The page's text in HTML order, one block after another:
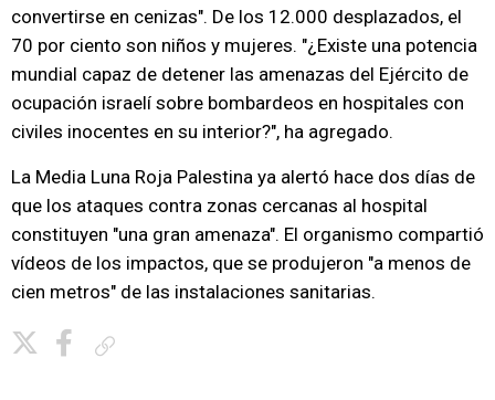
convertirse en cenizas". De los 12.000 desplazados, el
70 por ciento son niños y mujeres. "¿Existe una potencia
mundial capaz de detener las amenazas del Ejército de
ocupación israelí sobre bombardeos en hospitales con
civiles inocentes en su interior?", ha agregado.
La Media Luna Roja Palestina ya alertó hace dos días de
que los ataques contra zonas cercanas al hospital
constituyen "una gran amenaza". El organismo compartió
vídeos de los impactos, que se produjeron "a menos de
cien metros" de las instalaciones sanitarias.